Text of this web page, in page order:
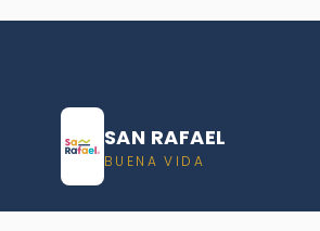
SAN RAFAEL
BUENA VIDA